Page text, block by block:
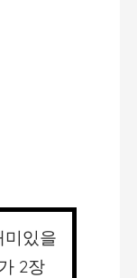
미있을
2장